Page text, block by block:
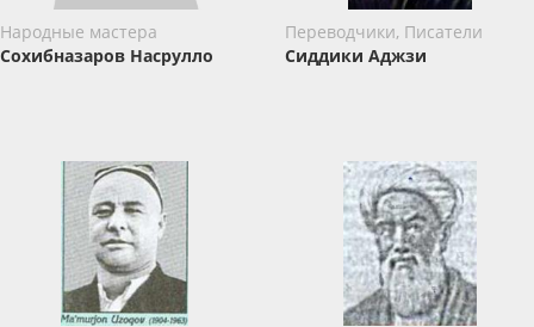
Народные мастера
Сохибназаров Насрулло
Переводчики, Писатели
Сиддики Аджзи